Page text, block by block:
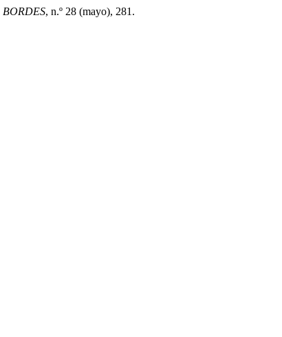
BORDES, n.º 28 (mayo), 281.